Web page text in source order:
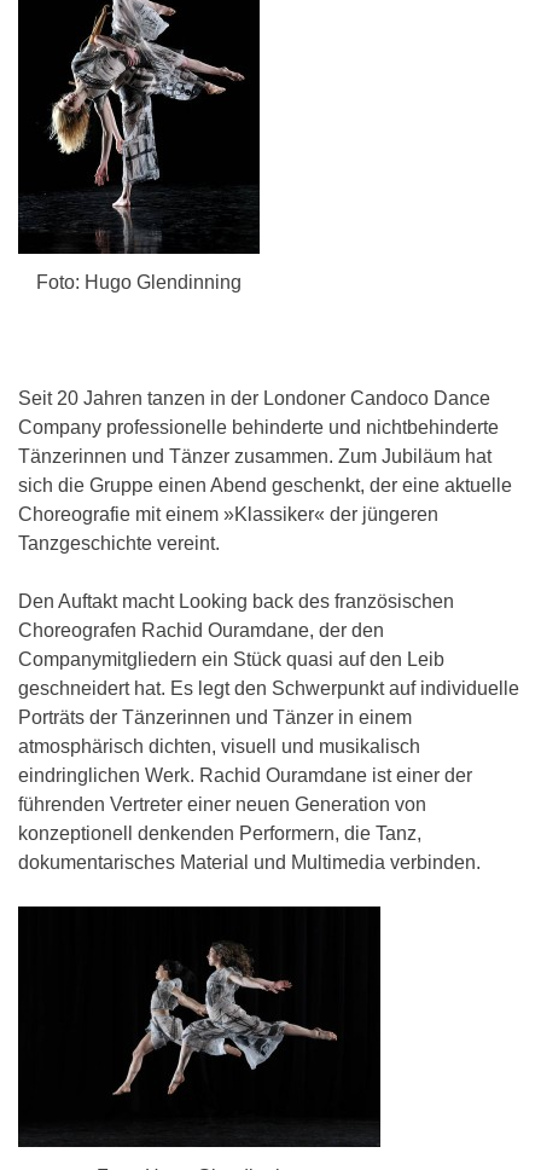
Foto: Hugo Glendinning
Seit 20 Jahren tanzen in der Londoner Candoco Dance
Company professionelle behinderte und nichtbehinderte
Tänzerinnen und Tänzer zusammen. Zum Jubiläum hat
sich die Gruppe einen Abend geschenkt, der eine aktuelle
Choreografie mit einem »Klassiker« der jüngeren
Tanzgeschichte vereint.
Den Auftakt macht Looking back des französischen
Choreografen Rachid Ouramdane, der den
Companymitgliedern ein Stück quasi auf den Leib
geschneidert hat. Es legt den Schwerpunkt auf individuelle
Porträts der Tänzerinnen und Tänzer in einem
atmosphärisch dichten, visuell und musikalisch
eindringlichen Werk. Rachid Ouramdane ist einer der
führenden Vertreter einer neuen Generation von
konzeptionell denkenden Performern, die Tanz,
dokumentarisches Material und Multimedia verbinden.